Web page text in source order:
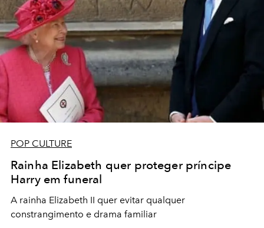
POP CULTURE
Rainha Elizabeth quer proteger príncipe
Harry em funeral
A rainha Elizabeth II quer evitar qualquer
constrangimento e drama familiar